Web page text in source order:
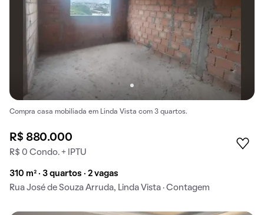
Compra casa mobiliada em Linda Vista com 3 quartos.
R$ 880.000
R$ 0 Condo. + IPTU
310 m² · 3 quartos · 2 vagas
Rua José de Souza Arruda, Linda Vista · Contagem